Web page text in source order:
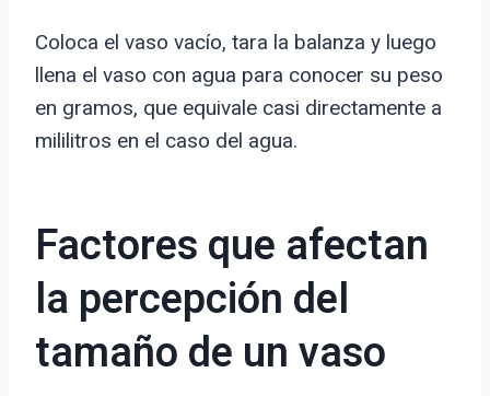
Coloca el vaso vacío, tara la balanza y luego
llena el vaso con agua para conocer su peso
en gramos, que equivale casi directamente a
mililitros en el caso del agua.
Factores que afectan
la percepción del
tamaño de un vaso